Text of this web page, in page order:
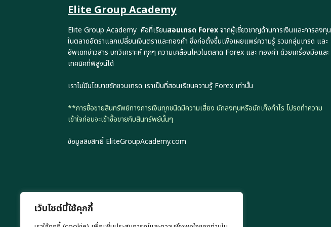
เว็บไซต์นี้ใช้คุกกี้
Elite Group Academy
Elite Group Academy คือที่เรียนสอนเทรด Forexจากผู้เชี่ยวชาญด้านการเงินและการลงทุน
ในตลาดอัตราแลกเปลี่ยนเงินตราและทองคำ ซึ่งก่อตั้งขึ้นเพื่อเผยแพร่ความรู้ รวมกลุ่มเทรด และ
อัพเดทข่าวสาร บทวิเคราะห์ ทุกๆ ความเคลื่อนไหวในตลาด Forex และ ทองคำ ด้วยเครื่องมือและ
เทคนิคที่พิสูจน์ได้
เราไม่มีนโยบายชักชวนเทรด เราเป็นที่สอนเรียนความรู้ Forex เท่านั้น
**การซื้อขายสินทรัพย์ทางการเงินทุกชนิดมีความเสี่ยง นักลงทุนหรือนักเก็งกำไร โปรดทำความ
เข้าใจก่อนจะเข้าซื้อขายกับสินทรัพย์นั้นๆ
ข้อมูลลิขสิทธิ์ EliteGroupAcademy.com